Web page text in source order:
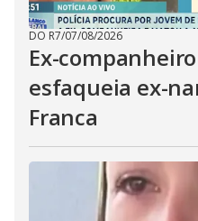
DO R7/07/08/2026
Ex-
esfaqueia ex-
Franca